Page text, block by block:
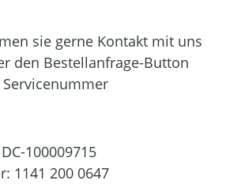
sie gerne Kontakt mit uns
den Bestellanfrage-Button
DC-100009715
1141 200 0647